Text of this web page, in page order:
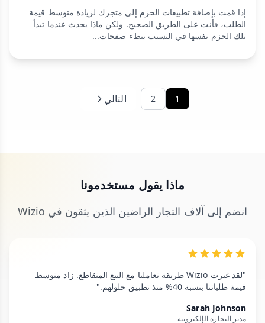
إذا قمت بإضافة تطبيقات الحزم إلى متجرك لزيادة متوسط قيمة
الطلب، فأنت على الطريق الصحيح. ولكن ماذا يحدث عندما تبدأ
تلك الحزم نفسها في التسبب ببطء صفحات...
1
2 التالي
ماذا يقول مستخدمونا
انضم إلى آلاف التجار الراضين الذين يثقون في Wizio
"لقد غيرت Wizio طريقة تعاملنا مع البيع المتقاطع. زاد متوسط
قيمة طلباتنا بنسبة 40% منذ تطبيق حلولهم."
Sarah Johnson
مدير التجارة الإلكترونية